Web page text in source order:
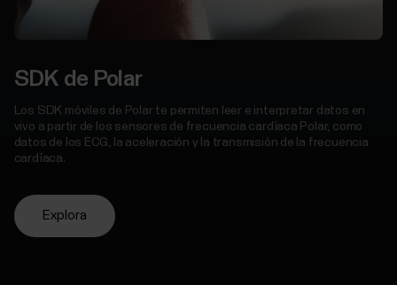
SDK de Polar
Los SDK móviles de Polar te permiten leer e interpretar datos en
vivo a partir de los sensores de frecuencia cardíaca Polar, como
datos de los ECG, la aceleración y la transmisión de la frecuencia
cardíaca.
Explora